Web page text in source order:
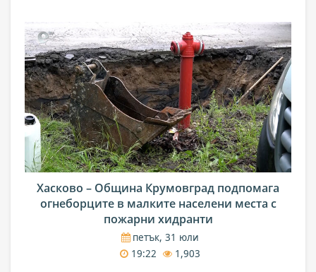
Хасково – Община Крумовград подпомага
огнеборците в малките населени места с
пожарни хидранти
петък, 31 юли
19:22
1,903